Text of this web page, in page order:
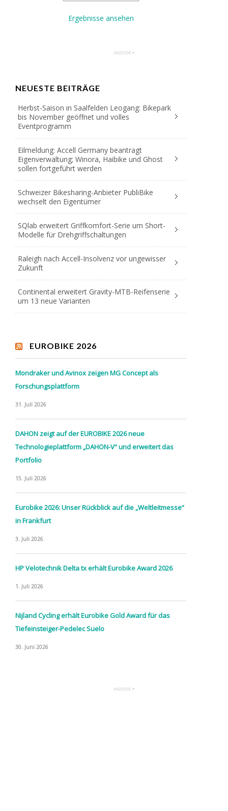
Ergebnisse ansehen
NEUESTE BEITRÄGE
Herbst-Saison in Saalfelden Leogang: Bikepark
bis November geöffnet und volles
Eventprogramm
Eilmeldung: Accell Germany beantragt
Eigenverwaltung; Winora, Haibike und Ghost
sollen fortgeführt werden
Schweizer Bikesharing-Anbieter PubliBike
wechselt den Eigentümer
SQlab erweitert Griffkomfort-Serie um Short-
Modelle für Drehgriffschaltungen
Raleigh nach Accell-Insolvenz vor ungewisser
Zukunft
Continental erweitert Gravity-MTB-Reifenserie
um 13 neue Varianten
EUROBIKE 2026
Mondraker und Avinox zeigen MG Concept als
Forschungsplattform
31. Juli 2026
DAHON zeigt auf der EUROBIKE 2026 neue
Technologieplattform „DAHON-V“ und erweitert das
Portfolio
15. Juli 2026
Eurobike 2026: Unser Rückblick auf die „Weltleitmesse“
in Frankfurt
3. Juli 2026
HP Velotechnik Delta tx erhält Eurobike Award 2026
1. Juli 2026
Nijland Cycling erhält Eurobike Gold Award für das
Tiefeinsteiger-Pedelec Suelo
30. Juni 2026